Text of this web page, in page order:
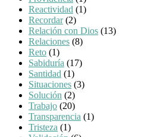
Reactividad (1)
Recordar(2)
Relación con Dios (13)
Relaciones (8)
Reto (1)
Sabiduría (17)
Santidad (1)
Situaciones (3)
Solución (2)
Trabajo (20)
Transparencia (1)
Tristeza (1)